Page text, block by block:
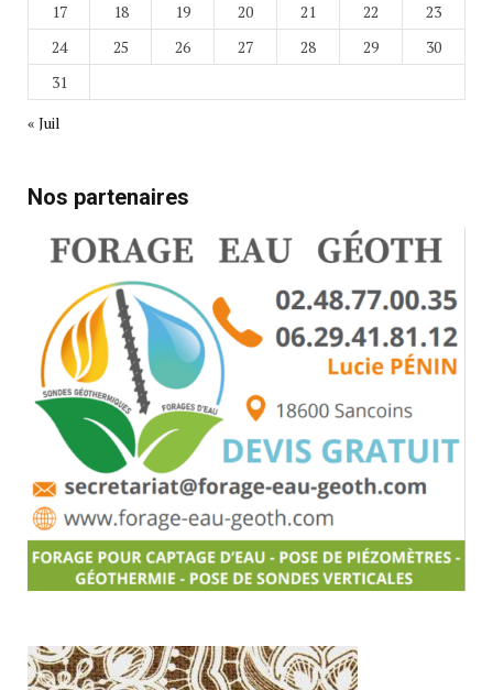
17
18 19 20 21 22
23
24
25 26 27 28 29
30
31
« Juil
Nos partenaires